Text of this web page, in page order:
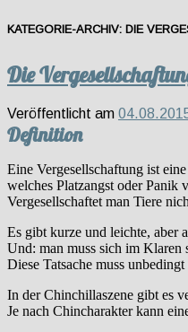
KATEGORIE-ARCHIV: DIE
Die
Veröffentlicht am
Definition
Eine Vergesellschaftung ist
welches Platzangst oder Panik
Vergesellschaftet man Tiere
Es gibt kurze und leichte, aber
Und: man muss sich im Klaren
Diese Tatsache muss
In der Chinchillaszene gibt es
Je nach Chincharakter kann